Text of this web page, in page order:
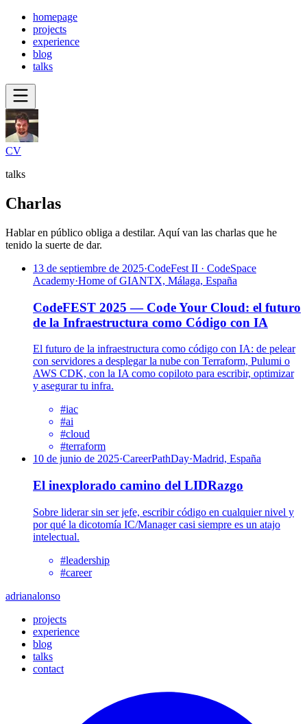
homepage
projects
experience
blog
talks
CV
talks
Charlas
Hablar en público obliga a destilar. Aquí van las charlas que he
tenido la suerte de dar.
13 de septiembre de 2025·CodeFest II · CodeSpace
Academy·Home of GIANTX, Málaga, España
CodeFEST 2025 — Code Your Cloud: el futuro
de la Infraestructura como Código con IA
El futuro de la infraestructura como código con IA: de pelear
con servidores a desplegar la nube con Terraform, Pulumi o
AWS CDK, con la IA como copiloto para escribir, optimizar
y asegurar tu infra.
#iac
#ai
#cloud
#terraform
10 de junio de 2025·CareerPathDay·Madrid, España
El inexplorado camino del LIDRazgo
Sobre liderar sin ser jefe, escribir código en cualquier nivel y
por qué la dicotomía IC/Manager casi siempre es un atajo
intelectual.
#leadership
#career
adrianalonso
projects
experience
blog
talks
contact